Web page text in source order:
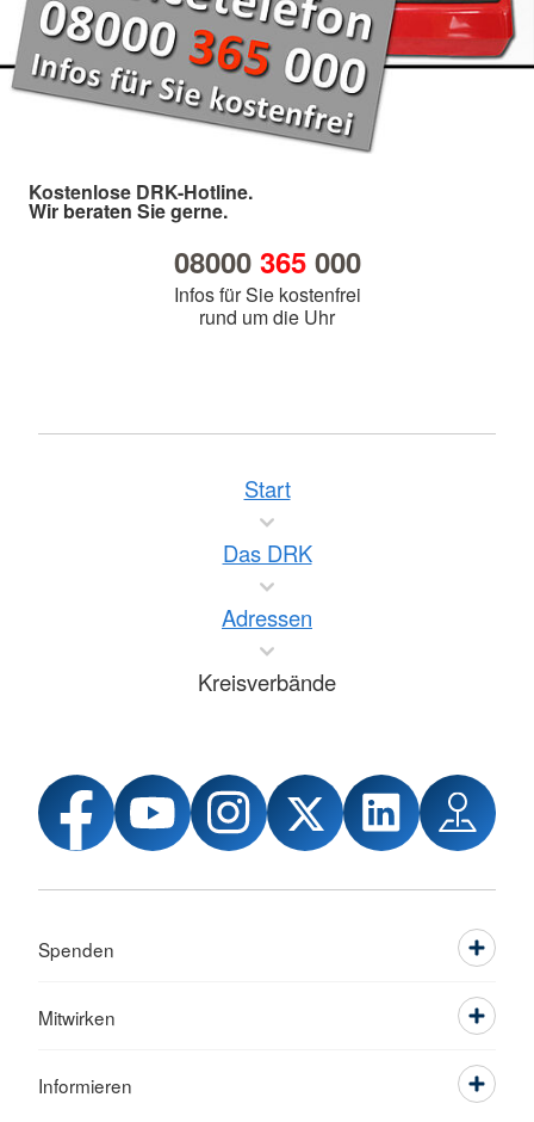
Kostenlose DRK-Hotline.
Wir beraten Sie gerne.
08000 365000
Infos für Sie kostenfrei
rund um die Uhr
Start
Das DRK
Adressen
Kreisverbände
Spenden
Mitwirken
Informieren